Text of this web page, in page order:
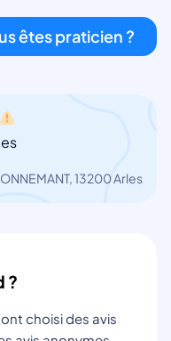
êtes praticien ?
13200 Arles
?
choisi des avis